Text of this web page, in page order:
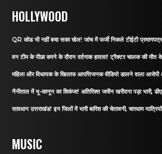
HOLLYWOOD
QR कोड भी नहीं बचा सका खेल! जांच में फर्जी निकले टीईटी
वन टीम के पीछा करने के दौरान दर्दनाक हादसा! ट्रैक्टर चालक की
महिला और विधायक के खिलाफ आपत्तिजनक वीडियो डालने वाला आरोपी
नैनीताल में भू-कानून का शिकंजा! अतिरिक्त जमीन खरीदना पड़ा भारी,
सावधान उत्तराखंड! इन जिलों में भारी बारिश की चेतावनी, चारधाम
MUSIC